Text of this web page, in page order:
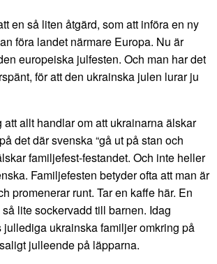
en så liten åtgärd, som att införa en ny
föra landet närmare Europa. Nu är
europeiska julfesten. Och man har det
för att den ukrainska julen lurar ju
att allt handlar om att ukrainarna älskar
det där svenska “gå ut på stan och
familjefest-festandet. Och inte heller
Familjefesten betyder ofta att man är
promenerar runt. Tar en kaffe här. En
lite sockervadd till barnen. Idag
jullediga ukrainska familjer omkring på
julleende på läpparna.